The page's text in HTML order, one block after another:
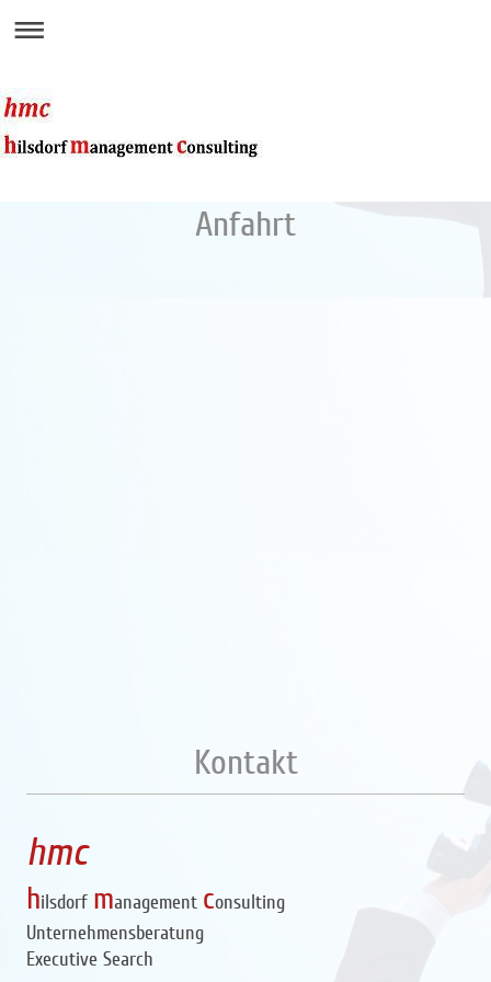
Anfahrt
Kontakt
hmc
hilsdorf management consulting
Unternehmensberatung
Executive Search